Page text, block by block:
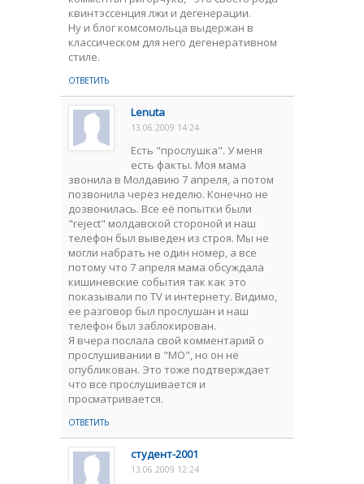
квинтэссенция лжи и дегенерации.
Ну и блог комсомольца выдержан в
классическом для него дегенеративном
стиле.
ОТВЕТИТЬ
Lenuta
13.06.2009 14:24
Есть "прослушка". У меня
есть факты. Моя мама
звонила в Молдавию 7 апреля, а потом
позвонила через неделю. Конечно не
дозвонилась. Все её попытки были
"reject" молдавской стороной и наш
телефон был выведен из строя. Мы не
могли набрать не один номер, а все
потому что 7 апреля мама обсуждала
кишиневские события так как это
показывали по TV и интернету. Видимо,
ее разговор был прослушан и наш
телефон был заблокирован.
Я вчера послала свой комментарий о
прослушивании в "МО", но он не
опубликован. Это тоже подтверждает
что все прослушивается и
просматривается.
ОТВЕТИТЬ
студент-2001
13.06.2009 12:24